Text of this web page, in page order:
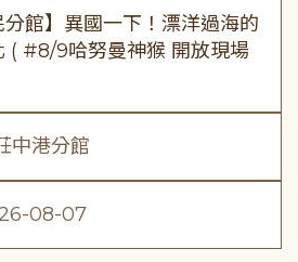
分館】異國一下！漂洋過海的
( #8/9哈努曼神猴 開放現場
中港分館
08-07